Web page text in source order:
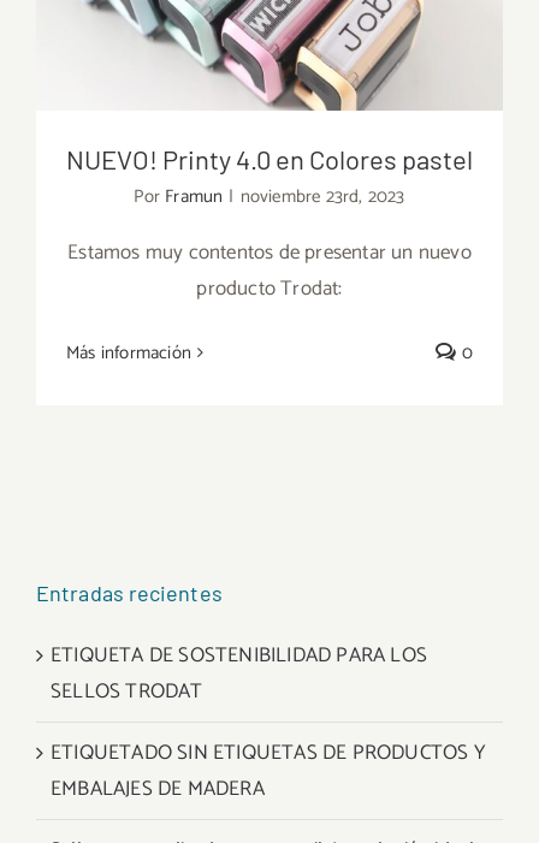
NUEVO! Printy 4.0 en Colores pastel
NUEVO! Printy 4.0 en Colores pastel
Por Framun | noviembre 23rd, 2023
Estamos muy contentos de presentar un nuevo
producto Trodat:
Más información 0
Entradas recientes
ETIQUETA DE SOSTENIBILIDAD PARA LOS
SELLOS TRODAT
ETIQUETADO SIN ETIQUETAS DE PRODUCTOS Y
EMBALAJES DE MADERA